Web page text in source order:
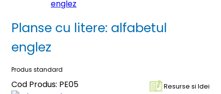
Planse cu litere: alfabetul
englez
Resurse si Idei
Produs standard
Cod Produs: PE05